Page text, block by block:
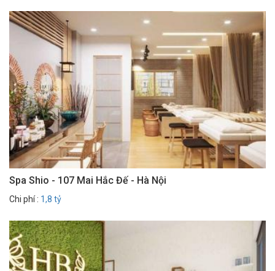
Spa Shio - 107 Mai Hắc Đế - Hà Nội
Chi phí : 1,8 tỷ